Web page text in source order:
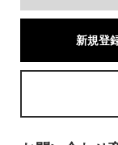
新規登